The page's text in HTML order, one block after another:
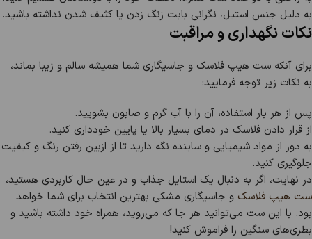
به دلیل جنس استیل، نگرانی بابت زنگ زدن یا کثیف شدن نداشته باشید.
نکات نگهداری و مراقبت
برای آنکه ست هیپ فلاسک و جاسیگاری شما همیشه سالم و زیبا بماند،
به نکات زیر توجه فرمایید:
پس از هر بار استفاده، آن را با آب گرم و صابون بشویید.
از قرار دادن فلاسک در دمای بسیار بالا یا پایین خودداری کنید.
به دور از مواد شیمیایی و ساینده نگه دارید تا از ازبین رفتن رنگ و کیفیت
جلوگیری کنید.
در نهایت، اگر به دنبال یک استایل جذاب و در عین حال کاربردی هستید،
ست هیپ فلاسک و جاسیگاری مشکی بهترین انتخاب برای شما خواهد
بود. با این ست می‌توانید هر جا که می‌روید، همراه خود داشته باشید و
بطری‌های سنگین را فراموش کنید!